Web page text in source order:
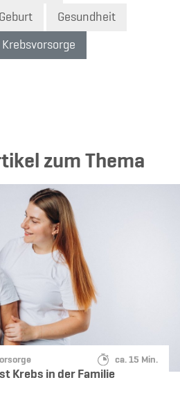
Gesundheit
Krebsvorsorge
zum Thema
Lesedauer:
ca. 15 Min.
Krebs in der Familie